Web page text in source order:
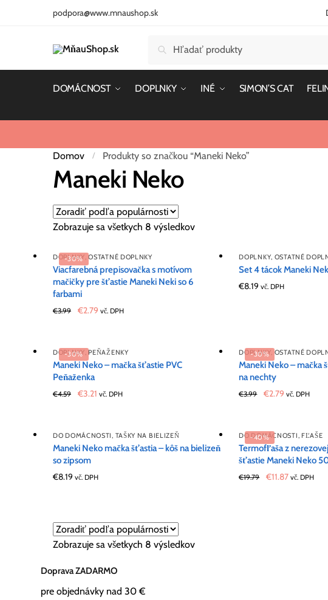
podpora@www.mnaushop.sk
Vyhľadávanie
DOMÁCNOST DOPLNKY INÉ SIMON’S CAT
Domov / Produkty so značkou “Maneki Neko”
Maneki Neko
Zobrazuje sa všetkych 8 výsledkov
-30%
DOPLNKY,OSTATNÉ DOPLNKY
Viacfarebná prepisovačka s motívom
mačičky pre šťastie Maneki Neki so 6
farbami
€3.99
Original
€3.99.
€2.79 Current
€2.79.
vč. DPH
DOPLNKY, OSTATNÉ
Set 4 tácok Maneki
€8.19 vč. DPH
-30%
DOPLNKY,PEŇAŽENKY
Maneki Neko – mačka šťastie PVC
Peňaženka
€4.59
Original
€4.59.
€3.21 Current
€3.21.
vč. DPH
-30%
DOPLNKY,OSTATNÉ
Maneki Neko – mačka
na nechty
€3.99
Original
€3.99.
€2.79 Current
€2.79.
vč. DPH
DO DOMÁCNOSTI, TAŠKY NA BIELIZEŇ
Maneki Neko mačka šťastia – kôš na bielizeň
so zipsom
€8.19 vč. DPH
-40%
DO DOMÁCNOSTI, FĽAŠE
Termofľaša z
šťastie Maneki Neko
€19.79
Original
€11.87Current
vč. DPH
Zobrazuje sa všetkych 8 výsledkov
Doprava ZADARMO
pre objednávky nad 30 €